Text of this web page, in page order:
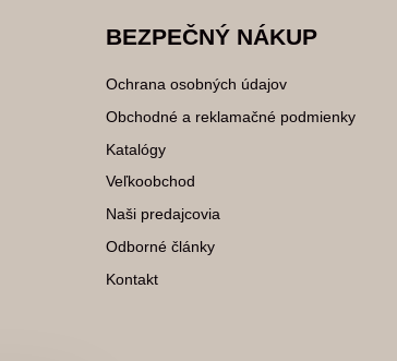
BEZPEČNÝ NÁKUP
Ochrana osobných údajov
Obchodné a reklamačné podmienky
Katalógy
Veľkoobchod
Naši predajcovia
Odborné články
Kontakt